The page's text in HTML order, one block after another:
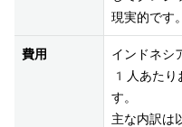
現実的です。
費用
インドネ
1人あた
す。
主な内訳は